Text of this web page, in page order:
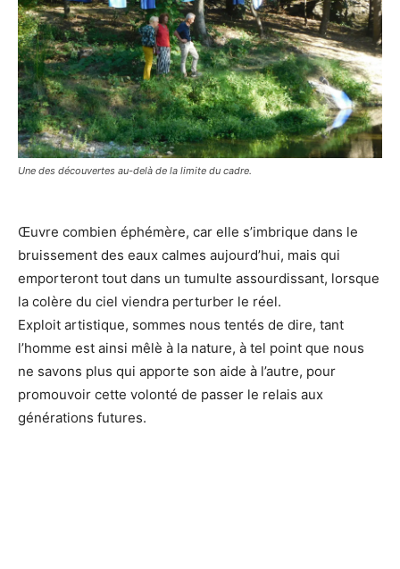
Une des découvertes au-delà de la limite du cadre.
Œuvre combien éphémère, car elle s’imbrique dans le
bruissement des eaux calmes aujourd’hui, mais qui
emporteront tout dans un tumulte assourdissant, lorsque
la colère du ciel viendra perturber le réel.
Exploit artistique, sommes nous tentés de dire, tant
l’homme est ainsi mêlè à la nature, à tel point que nous
ne savons plus qui apporte son aide à l’autre, pour
promouvoir cette volonté de passer le relais aux
générations futures.